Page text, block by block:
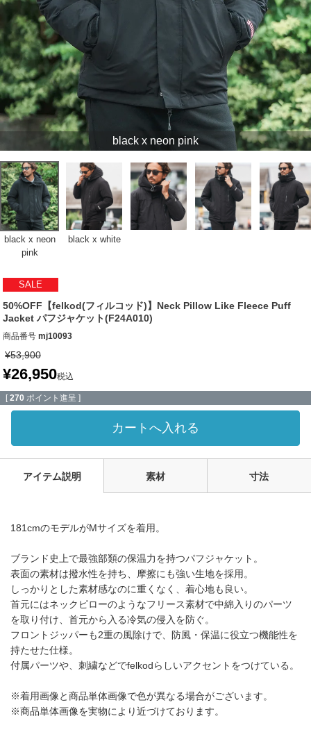
black x neon pink
black x neon
pink
black x white
SALE
50%OFF【felkod(フィルコッド)】Neck Pillow Like Fleece Puff
Jacket パフジャケット(F24A010)
商品番号 mj10093
¥53,900
¥26,950税込
[ 270 ポイント進呈 ]
カートへ入れる
アイテム説明 素材 寸法
181cmのモデルがMサイズを着用。
ブランド史上で最強部類の保温力を持つパフジャケット。
表面の素材は撥水性を持ち、摩擦にも強い生地を採用。
しっかりとした素材感なのに重くなく、着心地も良い。
首元にはネックピローのようなフリース素材で中綿入りのパーツ
を取り付け、首元から入る冷気の侵入を防ぐ。
フロントジッパーも2重の風除けで、防風・保温に役立つ機能性を
持たせた仕様。
付属パーツや、刺繍などでfelkodらしいアクセントをつけている。
※着用画像と商品単体画像で色が異なる場合がございます。
※商品単体画像を実物により近づけております。